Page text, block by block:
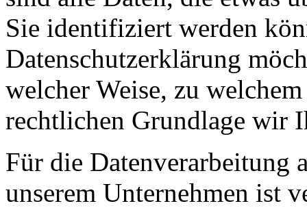
Sie identifiziert werden
Datenschutzerklärung
welcher Weise, zu
rechtlichen Grundlage wir
Für die Datenverarbeitung
unserem Unternehmen ist